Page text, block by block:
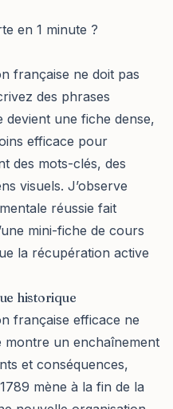
en 1 minute ?
française ne doit pas
des phrases
une fiche dense,
efficace pour
des mots-clés, des
visuels. J’observe
réussie fait
mini-fiche de cours
la récupération active
historique
française efficace ne
montre un enchaînement
et conséquences,
mène à la fin de la